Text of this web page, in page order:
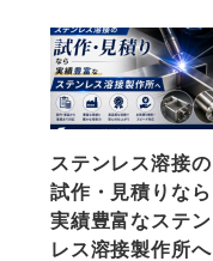
ステンレス溶接の
試作・見積りなら
実績豊富なステン
レス溶接製作所へ